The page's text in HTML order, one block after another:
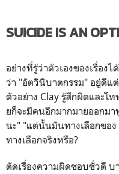
SUICIDE IS AN
อย่างที่รู้ว่าตัวเองของเรื่อง
ว่า "อัตวินิบาตกรรม" อยู่ดีแ
ตัวอย่าง Clay รู้สึกผิดและโ
ยก็จะมีคนอีกมากมายออกมา
นะ" "แต่นั้นมันทางเลือกขอ
ทางเลือกจริงหรือ?
ตัดเรื่องความผิดชอบชั่วดี บ